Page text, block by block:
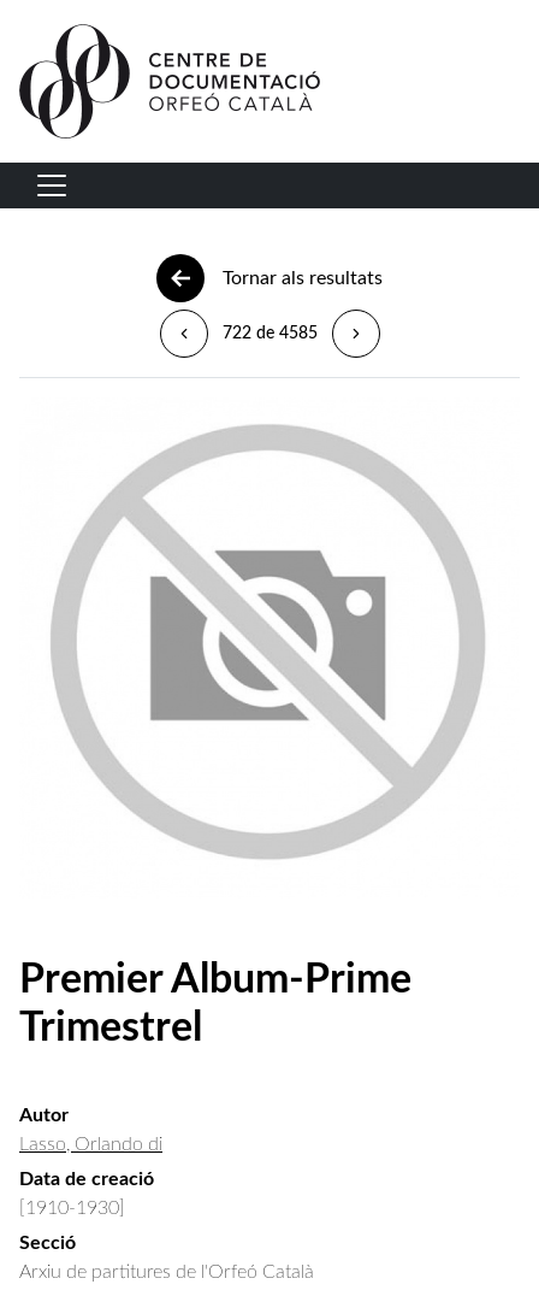
Vés al contingut
Navegació principal
Tornar als resultats
722 de 4585
Premier Album-Prime
Trimestrel
Autor
Lasso, Orlando di
Data de creació
[1910-1930]
Secció
Arxiu de partitures de l'Orfeó Català